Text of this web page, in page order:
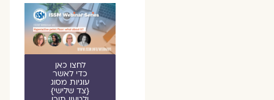
לחצו כאן
כדי לאשר
עוגיות מסוג
{צד שלישי}